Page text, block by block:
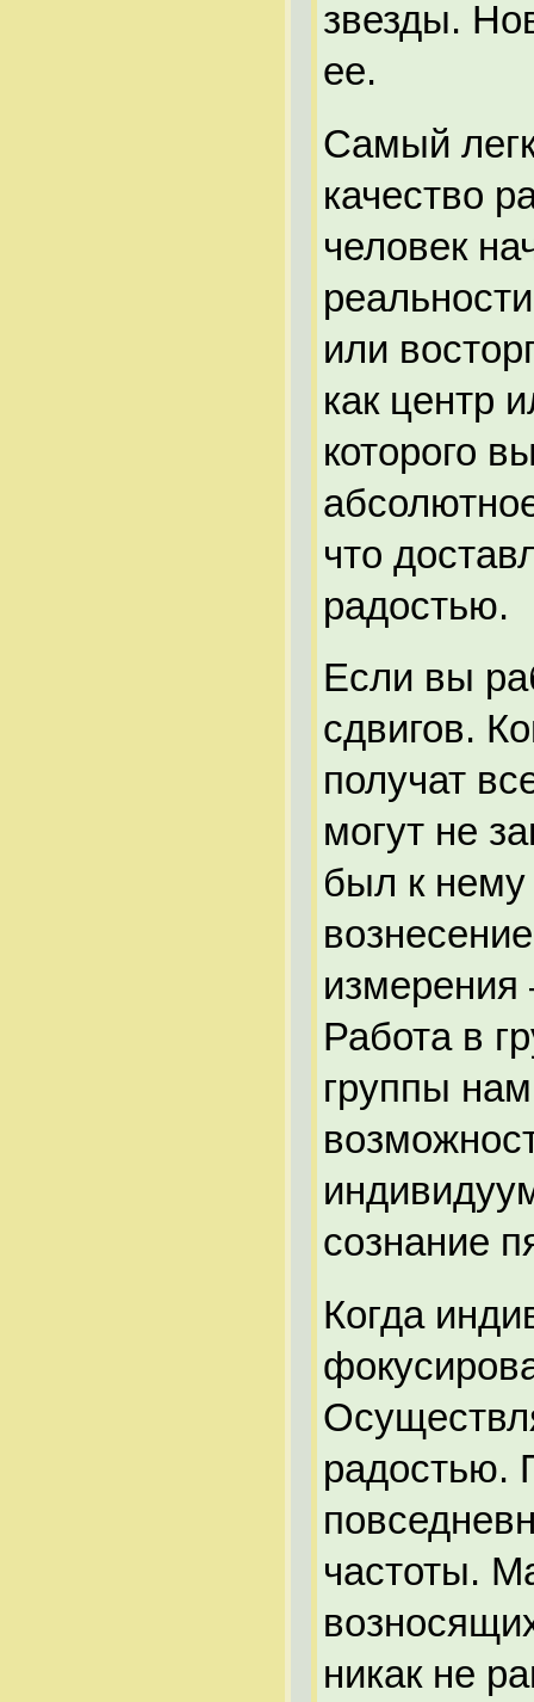
звезды.
ее.
Самый
качество
человек
или
как центр
которого
что
радостью.
Если вы
сдвигов.
получат
могут не
был к нему
измерения
Работа в
группы
сознание
Когда
радостью.
частоты.
никак не